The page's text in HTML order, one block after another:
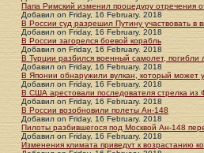
Папа Римский изменил процедуру отречения
Добавил on Friday, 16 February. 2018
В России суд разрешил Путину участвовать в
Добавил on Friday, 16 February. 2018
В России загорелся боевой корабль
Добавил on Friday, 16 February. 2018
В Турции разбился военный самолет, погибли
Добавил on Friday, 16 February. 2018
В Японии обнаружили вулкан, который может
Добавил on Friday, 16 February. 2018
В США арестовали последователя стрелка из
Добавил on Friday, 16 February. 2018
В России возобновили полеты Ан-148
Добавил on Friday, 16 February. 2018
Пилоты разбившегося под Москвой Ан-148
Добавил on Friday, 16 February. 2018
Изменения климата приведут к возрастанию